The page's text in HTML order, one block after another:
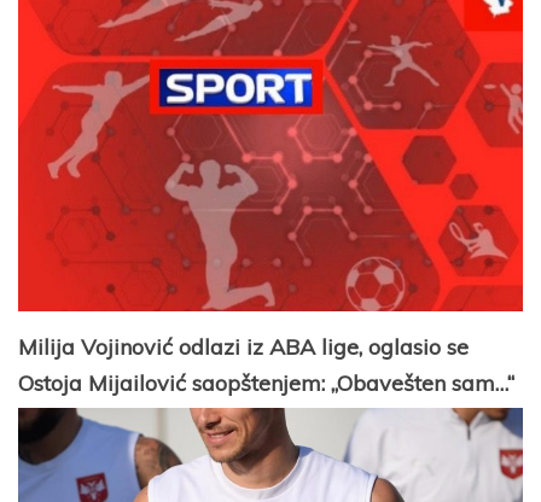
Milija Vojinović odlazi iz ABA lige, oglasio se
Ostoja Mijailović saopštenjem: „Obavešten sam…“